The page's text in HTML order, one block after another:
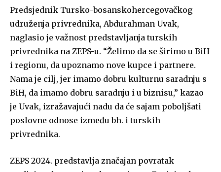
Predsjednik Tursko-bosanskohercegovačkog
udruženja privrednika, Abdurahman Uvak,
naglasio je važnost predstavljanja turskih
privrednika na ZEPS-u. “Želimo da se širimo u BiH
i regionu, da upoznamo nove kupce i partnere.
Nama je cilj, jer imamo dobru kulturnu saradnju s
BiH, da imamo dobru saradnju i u biznisu,” kazao
je Uvak, izražavajući nadu da će sajam poboljšati
poslovne odnose između bh. i turskih
privrednika.
ZEPS 2024. predstavlja značajan povratak